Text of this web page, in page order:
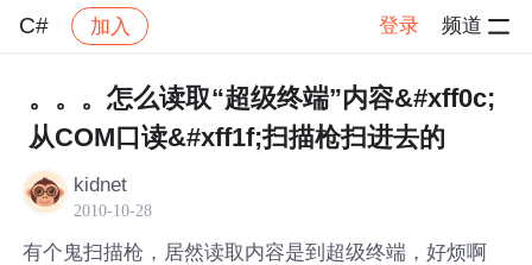
C# 加入 登录 频道
C# 帖子详情
。。。怎么读取“超级终端”内容&#xff0c;
从COM口读&#xff1f;扫描枪扫进去的
kidnet
2010-10-28
有个鬼扫描枪，居然读取内容是到超级终端，好烦啊